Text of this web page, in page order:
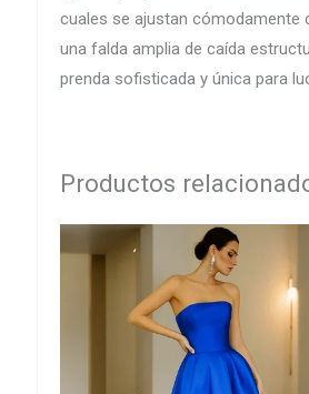
cuales se ajustan cómodamente
una falda amplia de caída
prenda sofisticada y única para
Productos